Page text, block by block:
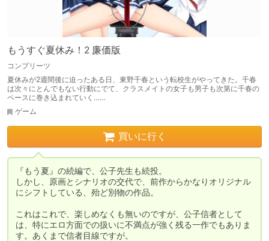
もうすぐ夏休み！2 廉価版
コンプリーツ
夏休みが2週間後に迫ったある日、東野千春という転校生がやってきた。千春
は次々にとんでもない行動にでて、クラスメイトの女子も男子も次第に千春の
ペースに巻き込まれていく……
ゲーム
買いに行く
『もう夏』の続編で、公子先生も続投。
しかし、原画とシナリオの交代で、前作からかなりオリジナル
にシフトしている、殆ど別物の作品。
これはこれで、楽しめなくも無いのですが、公子信者として
は、特にエロ方面での扱いに不満点が強く残る一作でもありま
す。あくまで信者目線ですが。